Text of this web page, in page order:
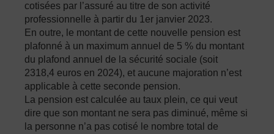
cotisées par l’assuré au titre de son activité
professionnelle à partir du 1er janvier 2023.
En outre, le montant de cette nouvelle pension est
plafonné à un maximum annuel de 5 % du montant
du plafond annuel de la sécurité sociale (soit
2318,4 euros en 2024), et aucune majoration n’est
applicable à cette seconde pension.
La pension est calculée au taux plein, ce qui veut
dire que son montant ne sera pas diminué, même si
la personne n’a pas cotisé le nombre total de